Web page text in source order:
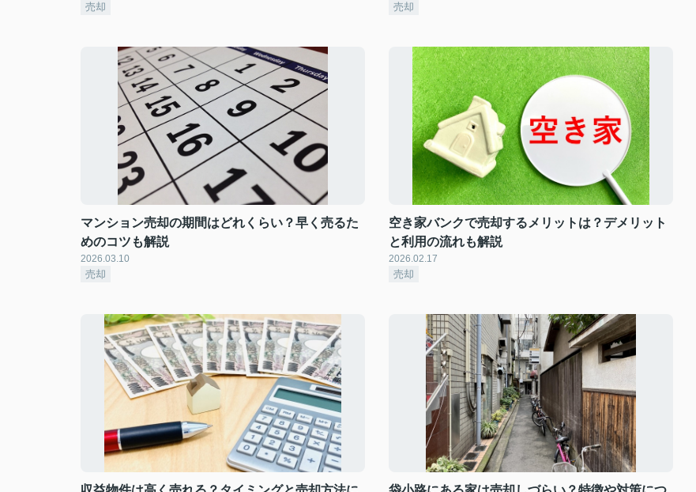
売却 売却
マンション売却の期間はどれくらい？早く売るた
めのコツも解説
2026.03.10
売却
空き家バンクで売却するメリットは？デメリット
と利用の流れも解説
2026.02.17
売却